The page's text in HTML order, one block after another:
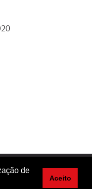
de
Aceito